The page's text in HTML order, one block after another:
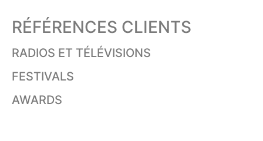
RÉFÉRENCES CLIENTS
RADIOS ET TÉLÉVISIONS
FESTIVALS
AWARDS